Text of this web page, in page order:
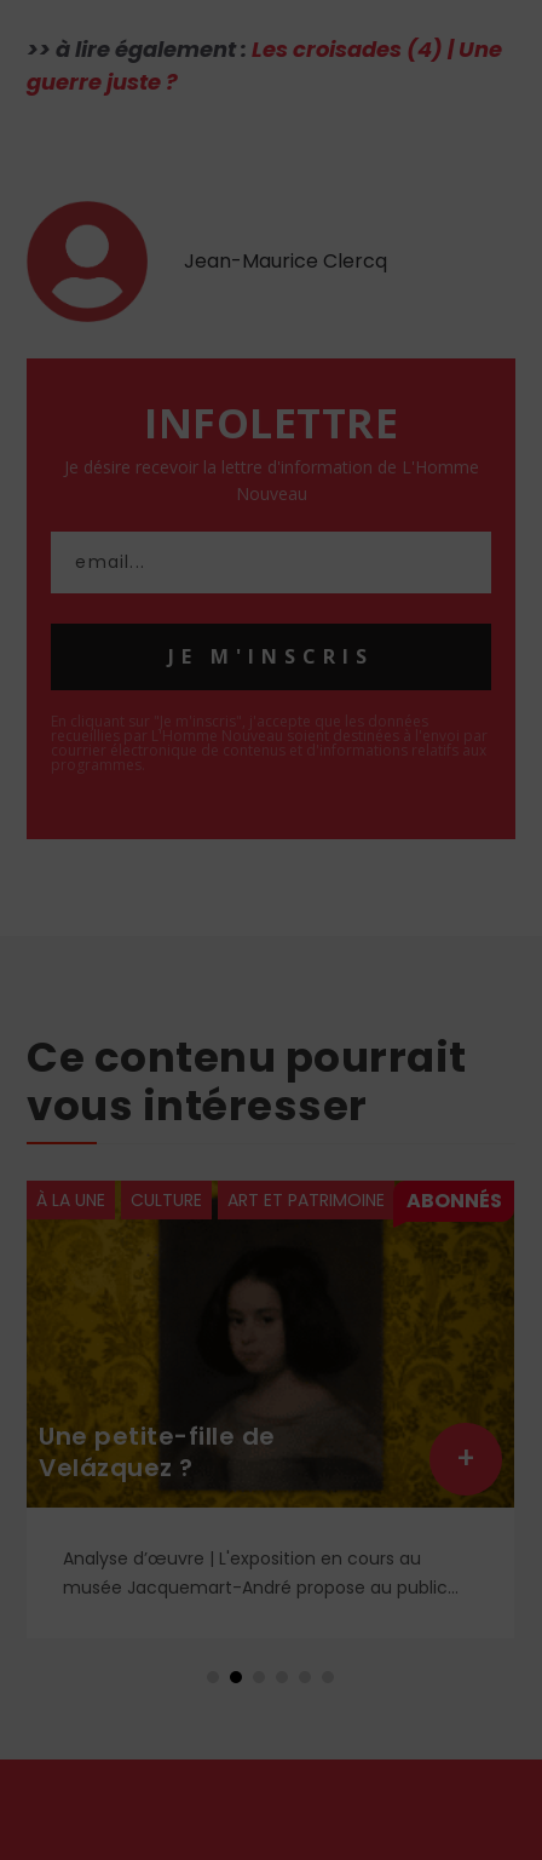
>> à lire également :Les croisades (4) | Une
guerre juste ?
Jean-Maurice Clercq
INFOLETTRE
Je désire recevoir la lettre d'information de L'Homme
Nouveau
JE M'INSCRIS
En cliquant sur "Je m'inscris", j'accepte que les données
recueillies par L'Homme Nouveau soient destinées à l'envoi par
courrier électronique de contenus et d'informations relatifs aux
programmes.
Ce contenu pourrait
vous intéresser
À LA UNE CULTURE HISTOIRE
Saint Louis (4/8) : Blanche &
Marguerite, deux reines au
chevet du royaume
DOSSIER n° 1859 « Saint Louis : un immense
héritage spirituel, moral et politique » | Dans
Castille, mère dévouée et reine de fer, et
lit l'équilibre singulier d'une royauté en acte,
+